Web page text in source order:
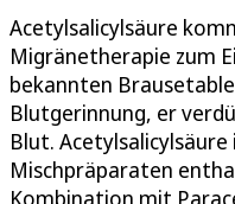
Acetylsalicylsäure
Migränetherapie zum
bekannten
Blutgerinnung, er
Blut. Acetylsalicylsäure
Mischpräparaten
Kombination mit